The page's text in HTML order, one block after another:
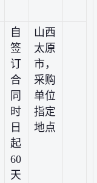
自
签
订
合
同
时
日
起
60
天
山西
太原
市，
采购
单位
指定
地点